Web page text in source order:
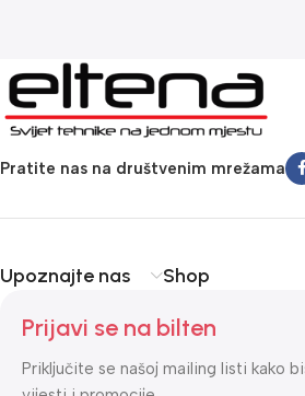
Pratite nas na društvenim mrežama
Upoznajte nas Shop
Prijavi se na bilten
Priključite se našoj mailing listi kako